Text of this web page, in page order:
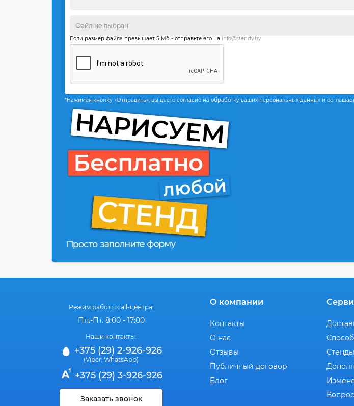
Если размер файла превышает 5 Мб - отправьте его на info@stendy.by
*Нажимая кнопку «Отправить», вы даете согласие на обработку ваших персональных данных и
Режим работы call-центра:
Пн.-Пт. 8:00 - 17:00
Наши контакты:
+375 (29) 2-926-926
(Viber, WhatsApp)
+375 (29) 3-926-926
Заказать звонок
О компании
Контакты
О нас
Отзывы
Публичный договор
Блог